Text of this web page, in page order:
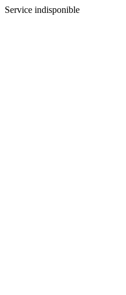
Service indisponible